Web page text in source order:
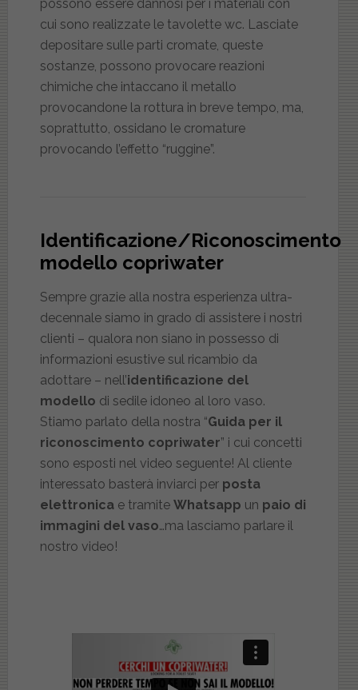
possono essere dannosi per i materiali con
cui sono realizzate le tavolette wc. Lasciate
depositare sulle parti cromate, queste
sostanze, possono provocare reazioni
chimiche che intaccano il metallo
provocandone la rottura in breve tempo, ma,
soprattutto, ossidano le cromature
provocando l’effetto “ruggine”.
Identificazione/Riconoscimento
modello copriwater
Sempre grazie alla nostra esperienza ultra-
decennale siamo in grado di assistere i nostri
clienti – qualora non siano in possesso di
informazioni esustive sul ricambio da
adottare – nell’identificazione del
modello di sedile idoneo al loro vaso.
Stiamo parlato della nostra “Guida per il
riconoscimento copriwater” i cui concetti
sono esposti nel video seguente! Al cliente
interessato basterà inviarci per posta
elettronicae tramite Whatsapp un paio di
immagini del vaso…ma lasciamo parlare il
nostro video!